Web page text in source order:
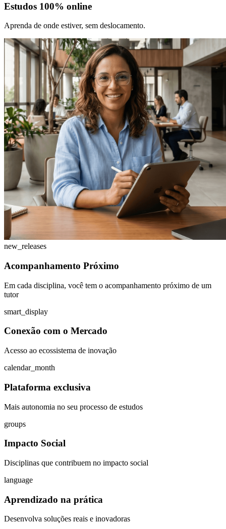
Estudos 100% online
Aprenda de onde estiver, sem deslocamento.
new_releases
Acompanhamento Próximo
Em cada disciplina, você tem o acompanhamento próximo de um
tutor
smart_display
Conexão com o Mercado
Acesso ao ecossistema de inovação
calendar_month
Plataforma exclusiva
Mais autonomia no seu processo de estudos
groups
Impacto Social
Disciplinas que contribuem no impacto social
language
Aprendizado na prática
Desenvolva soluções reais e inovadoras